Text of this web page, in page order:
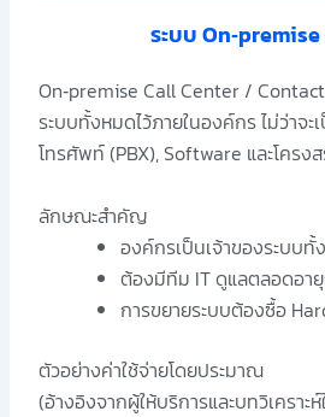
ระบบ On‑premise
On‑premise Call Center /
ระบบทั้งหมดไว้ภายในองค์กร ไม่ว่าจะ
โทรศัพท์ (PBX), Software และโครง
ลักษณะสำคัญ
องค์กรเป็นเจ้าของระบบทั้
ต้องมีทีม IT ดูแลตลอดอายุ
การขยายระบบต้องซื้อ
ตัวอย่างค่าใช้จ่ายโดยประมาณ
(อ้างอิงจากผู้ให้บริการและบทวิเคราะ